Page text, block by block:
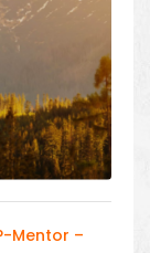
Mentor –